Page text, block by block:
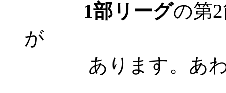
1部リーグの第
が
あります。あわ